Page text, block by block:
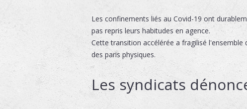
Les confinements liés au Covid-19 ont
pas repris leurs habitudes en agence.
Cette transition accélérée a fragilisé
des paris physiques.
Les syndicats